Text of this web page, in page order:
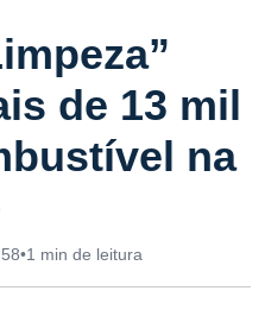
de 13 mil
na
•1 min de leitura